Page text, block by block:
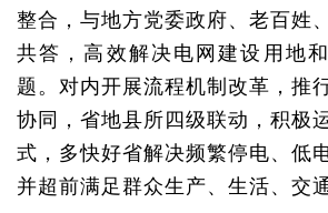
整合，与地方党委政府、老百姓
共答，高效解决电网建设用地
题。对内开展流程机制改革，推
协同，省地县所四级联动，积极
式，多快好省解决频繁停电、低
并超前满足群众生产、生活、交